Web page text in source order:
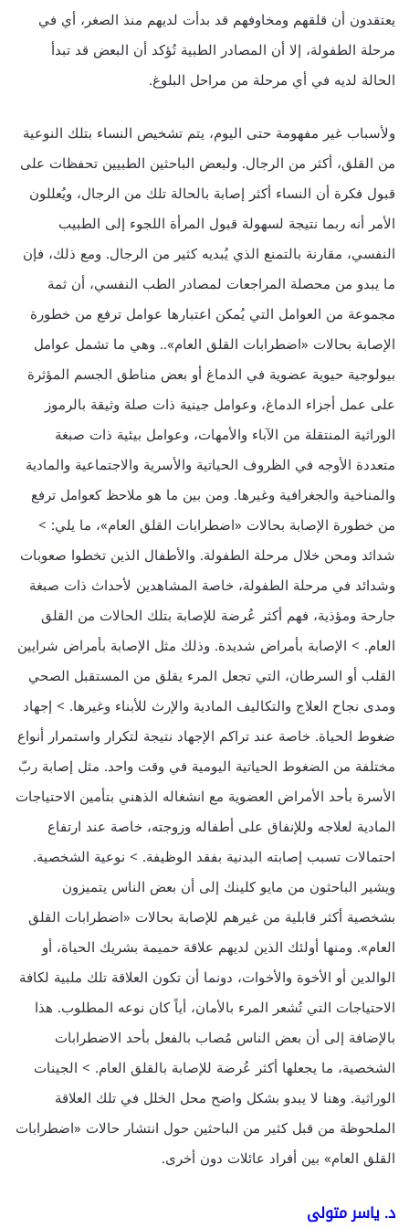
يعتقدون أن قلقهم ومخاوفهم قد بدأت لديهم منذ الصغر، أي في
مرحلة الطفولة، إلا أن المصادر الطبية تُؤكد أن البعض قد تبدأ
الحالة لديه في أي مرحلة من مراحل البلوغ.
ولأسباب غير مفهومة حتى اليوم، يتم تشخيص النساء بتلك النوعية
من القلق، أكثر من الرجال. ولبعض الباحثين الطبيين تحفظات على
قبول فكرة أن النساء أكثر إصابة بالحالة تلك من الرجال، ويُعللون
الأمر أنه ربما نتيجة لسهولة قبول المرأة اللجوء إلى الطبيب
النفسي، مقارنة بالتمنع الذي يُبديه كثير من الرجال. ومع ذلك، فإن
ما يبدو من محصلة المراجعات لمصادر الطب النفسي، أن ثمة
مجموعة من العوامل التي يُمكن اعتبارها عوامل ترفع من خطورة
الإصابة بحالات «اضطرابات القلق العام».. وهي ما تشمل عوامل
بيولوجية حيوية عضوية في الدماغ أو بعض مناطق الجسم المؤثرة
على عمل أجزاء الدماغ، وعوامل جينية ذات صلة وثيقة بالرموز
الوراثية المنتقلة من الآباء والأمهات، وعوامل بيئية ذات صبغة
متعددة الأوجه في الظروف الحياتية والأسرية والاجتماعية والمادية
والمناخية والجغرافية وغيرها. ومن بين ما هو ملاحظ كعوامل ترفع
من خطورة الإصابة بحالات «اضطرابات القلق العام»، ما يلي: >
شدائد ومحن خلال مرحلة الطفولة. والأطفال الذين تخطوا صعوبات
وشدائد في مرحلة الطفولة، خاصة المشاهدين لأحداث ذات صبغة
جارحة ومؤذية، فهم أكثر عُرضة للإصابة بتلك الحالات من القلق
العام. > الإصابة بأمراض شديدة. وذلك مثل الإصابة بأمراض شرايين
القلب أو السرطان، التي تجعل المرء يقلق من المستقبل الصحي
ومدى نجاح العلاج والتكاليف المادية والإرث للأبناء وغيرها. > إجهاد
ضغوط الحياة. خاصة عند تراكم الإجهاد نتيجة لتكرار واستمرار أنواع
مختلفة من الضغوط الحياتية اليومية في وقت واحد. مثل إصابة ربّ
الأسرة بأحد الأمراض العضوية مع انشغاله الذهني بتأمين الاحتياجات
المادية لعلاجه وللإنفاق على أطفاله وزوجته، خاصة عند ارتفاع
احتمالات تسبب إصابته البدنية بفقد الوظيفة. > نوعية الشخصية.
ويشير الباحثون من مايو كلينك إلى أن بعض الناس يتميزون
بشخصية أكثر قابلية من غيرهم للإصابة بحالات «اضطرابات القلق
العام». ومنها أولئك الذين لديهم علاقة حميمة بشريك الحياة، أو
الوالدين أو الأخوة والأخوات، دونما أن تكون العلاقة تلك ملبية لكافة
الاحتياجات التي تُشعر المرء بالأمان، أياً كان نوعه المطلوب. هذا
بالإضافة إلى أن بعض الناس مُصاب بالفعل بأحد الاضطرابات
الشخصية، ما يجعلها أكثر عُرضة للإصابة بالقلق العام. > الجينات
الوراثية. وهنا لا يبدو بشكل واضح محل الخلل في تلك العلاقة
الملحوظة من قبل كثير من الباحثين حول انتشار حالات «اضطرابات
القلق العام» بين أفراد عائلات دون أخرى.
د. ياسر متولى